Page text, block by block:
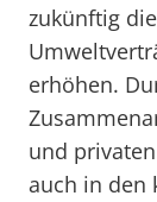
zukünftig
erhöhen.
und
auch in den